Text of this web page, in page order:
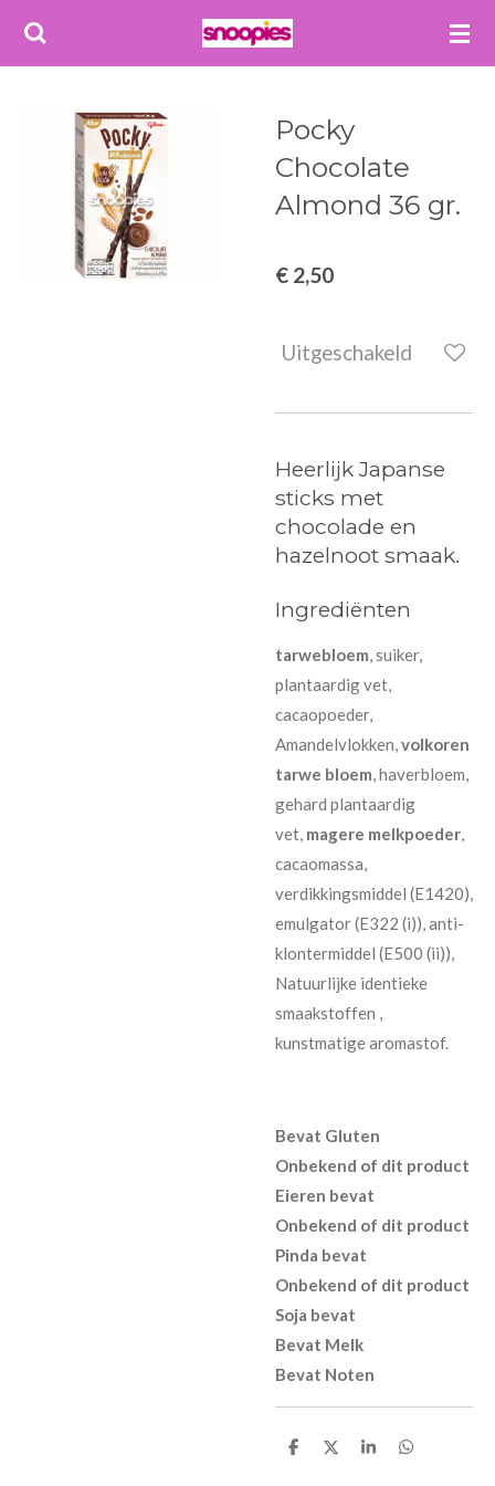
Ga
hoofdinhoud
Pocky
Chocolate
Almond 36 gr.
€ 2,50
Uitgeschakeld
Heerlijk Japanse
sticks met
chocolade en
hazelnoot smaak.
Ingrediënten
tarwebloem, suiker,
plantaardig vet,
cacaopoeder,
Amandelvlokken,volkoren
tarwe bloem, haverbloem,
gehard plantaardig
vet, magere melkpoeder,
cacaomassa,
verdikkingsmiddel (E1420),
emulgator (E322 (i)), anti-
klontermiddel (E500 (ii)),
Natuurlijke identieke
smaakstoffen ,
kunstmatige aromastof.
Bevat Gluten
Onbekend of dit product
Eieren bevat
Onbekend of dit product
Pinda bevat
Onbekend of dit product
Soja bevat
Bevat Melk
Bevat Noten
D
D
S
D